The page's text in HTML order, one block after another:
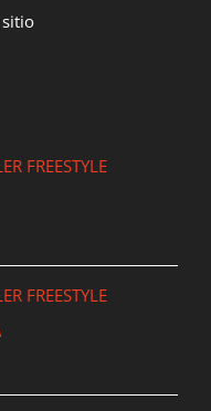
FREESTYLE
FREESTYLE